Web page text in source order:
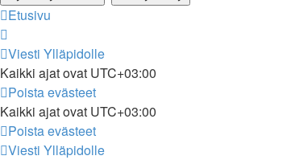
Etusivu
Viesti Ylläpidolle
Kaikki ajat ovat UTC+03:00
Poista evästeet
Kaikki ajat ovat UTC+03:00
Poista evästeet
Viesti Ylläpidolle